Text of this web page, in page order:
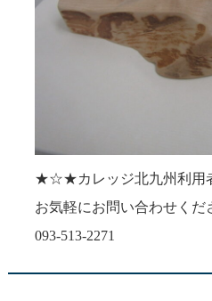
★☆★カレッジ北九州利
お気軽にお問い合わせくだ
093-513-2271